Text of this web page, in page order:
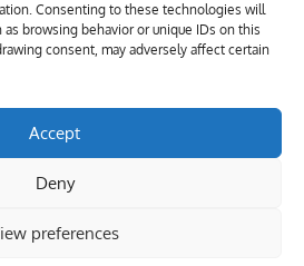
Consenting to these technologies will
browsing behavior or unique IDs on this
consent, may adversely affect certain
Accept
Deny
preferences
– Kommen auf Ruf Teil 3
19.00, So 10.00-16.00 | Tel 0043 680